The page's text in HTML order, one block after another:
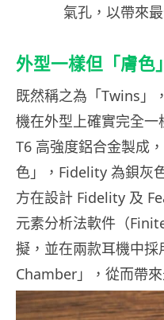
氣孔，以帶來
外型一樣但「膚色
既然稱之為「Twins」
機在外型上確實完全
T6 高強度鋁合金製成
色」，Fidelity 為鋇灰
方在設計 Fidelity 及
元素分析法軟件（
擬，並在兩款耳機中
Chamber」，從而帶